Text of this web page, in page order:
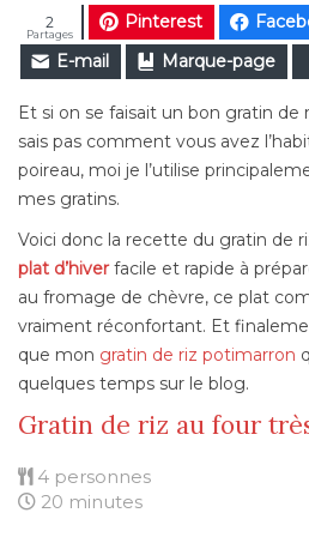
Pinterest
E-mail
Marque-page
Partages
2
Et si on se faisait un bon gratin de
sais pas comment vous avez
poireau, moi je l’utilise
mes gratins.
Voici donc la recette du gratin de
plat d’hiverfacile et rapide à
au fromage de chèvre, ce plat
vraiment réconfortant. Et
que mon gratin de riz potimarron
quelques temps sur le blog.
Gratin de riz au four
4 personnes
20 minutes